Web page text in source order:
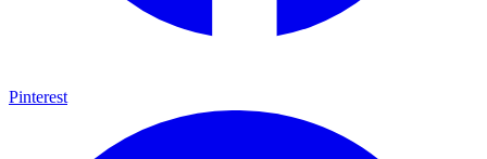
Pinterest